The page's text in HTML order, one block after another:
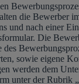
die Bewerber
und nach einer
Die
des
sowie eigene
werden dem
unter der Rubrik